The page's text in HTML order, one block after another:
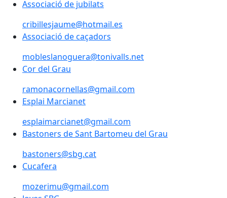
Associació de jubilats
cribillesjaume@hotmail.es
Associació de caçadors
mobleslanoguera@tonivalls.net
Cor del Grau
ramonacornellas@gmail.com
Esplai Marcianet
Esplai Marcianet
esplaimarcianet@gmail.com
Bastoners de Sant Bartomeu del Grau
Bastoners de Sant Bartomeu del Grau
bastoners@sbg.cat
Cucafera
Cucafera
mozerimu@gmail.com